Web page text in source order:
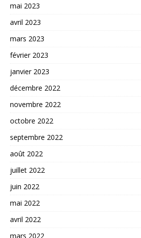
mai 2023
avril 2023
mars 2023
février 2023
janvier 2023
décembre 2022
novembre 2022
octobre 2022
septembre 2022
août 2022
juillet 2022
juin 2022
mai 2022
avril 2022
mars 2022